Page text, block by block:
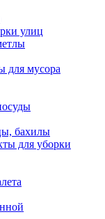
улиц
для мусора
бахилы
для уборки